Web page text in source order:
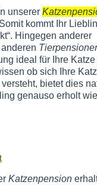
unserer
kommt Ihr
Hingegen anderer
ideal für Ihre Katze
ob sich Ihre
bietet dies
genauso erholt
Katzenpension